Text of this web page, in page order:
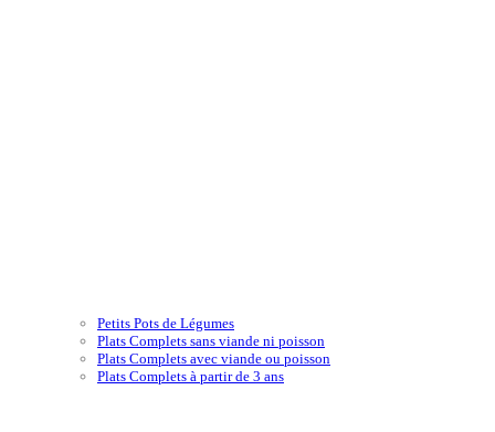
Petits Pots de Légumes
Plats Complets sans viande ni poisson
Plats Complets avec viande ou poisson
Plats Complets à partir de 3 ans